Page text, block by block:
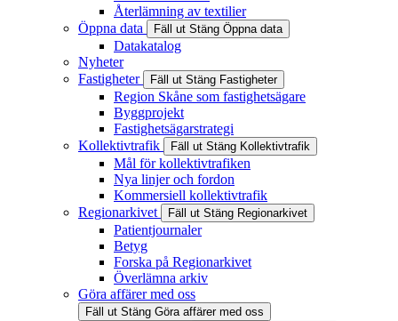
Återlämning av textilier
Öppna data
Fäll ut Stäng Öppna data
Datakatalog
Nyheter
Fastigheter
Fäll ut Stäng Fastigheter
Region Skåne som fastighetsägare
Byggprojekt
Fastighetsägarstrategi
Kollektivtrafik
Fäll ut Stäng Kollektivtrafik
Mål för kollektivtrafiken
Nya linjer och fordon
Kommersiell kollektivtrafik
Regionarkivet
Fäll ut Stäng Regionarkivet
Patientjournaler
Betyg
Forska på Regionarkivet
Överlämna arkiv
Göra affärer med oss
Fäll ut Stäng Göra affärer med oss